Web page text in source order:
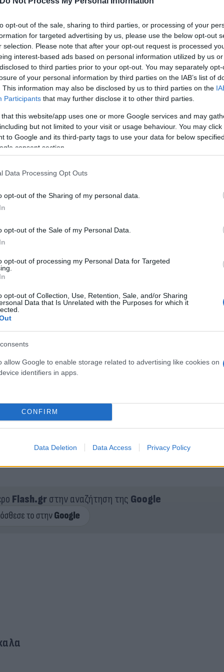
opt-out of the sale, sharing to third parties, or processing of your
for targeted advertising by us, please use the below opt-out
selection. Please note that after your opt-out request is processed
interest-based ads based on personal information utilized by us
to third parties prior to your opt-out. You may separately
of your personal information by third parties on the IAB’s list of
This information may also be disclosed by us to third parties on the
Participants that may further disclose it to other third parties.
this website/app uses one or more Google services and may
but not limited to your visit or usage behaviour. You may
to Google and its third-party tags to use your data for below
consent section.
Data Processing Opt Outs
opt-out of the Sharing of my personal data.
opt-out of the Sale of my Personal Data.
opt-out of processing my Personal Data for Targeted
opt-out of Collection, Use, Retention, Sale, and/or Sharing
Data that Is Unrelated with the Purposes for which it
allow Google to enable storage related to advertising like cookies on
identifiers in apps.
CONFIRM
Data Deletion Data Access Privacy Policy
- Gisemi HUB του Δήμου Τρικκαίων,
επιχειρήσεις που εντάσσονται στον κόμβο
στα Τρίκαλα και τα μέλη τους θα
Hub για την υγεία, στην πόλη του Ασκληπιού.
καινοτόμων προγραμμάτων σε ζητήματα υγείας.
Καινοτομίας για τον Ψηφιακό
Κόμβων Ψηφιακής Καινοτομίας (European
σε ακίνητο ιδιοκτησίας του Δήμου
«e-Trikala A.E.», έχει την ευθύνη
πόλεις να μην παρακολουθούν απλά τις
διαμόρφωσή τους, δημιουργώντας παράλληλα
ιδέες ομάδες νέων ανθρώπων. Γι' αυτό ακριβώς
με την Αναπτυξιακή του Δήμου e-Trikala AE,
που θέλουν να αναπτύξουν καινοτόμες
τοπική μας οικονομία».
των Τρικάλων, ως πόλη φιλική στη δοκιμή νέων
των σύγχρονων πόλεων, αποτελεί
κι ερευνητές. Προς την κατεύθυνση αυτή,
στους τομείς της ενέργειας και των δικτύων
Flash.grστην αναζήτηση της Google